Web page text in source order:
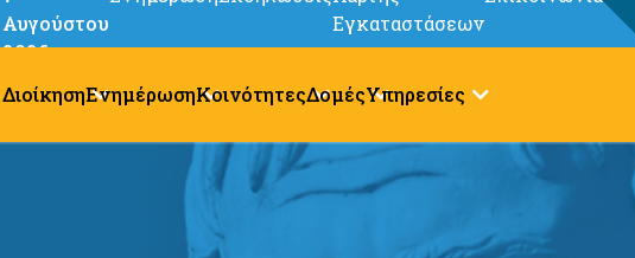
Αυγούστου
2026
Εγκαταστάσεων
ΔιοίκησηΕνημέρωσηΚοινότητεςΔομέςΥπηρεσίες